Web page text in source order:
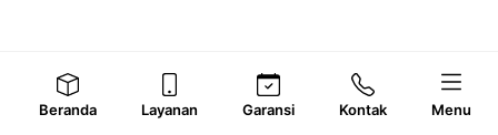
Beranda Layanan Garansi Kontak Menu